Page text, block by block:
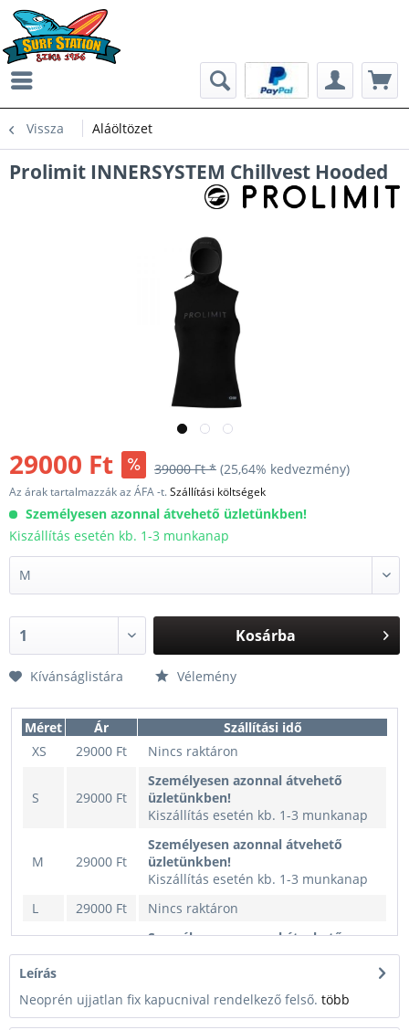
Vissza Aláöltözet
Prolimit INNERSYSTEM Chillvest Hooded
29000 Ft 39000 Ft * (25,64% kedvezmény)
Az árak tartalmazzák az ÁFA -t.Szállítási költségek
Személyesen azonnal átvehető üzletünkben!
Kiszállítás esetén kb. 1-3 munkanap
Kosárba
Kívánságlistára Vélemény
Méret Ár
Szállítási idő
XS
29000 Ft Nincs raktáron
S 29000 Ft
Személyesen azonnal átvehető
üzletünkben!
Kiszállítás esetén kb. 1-3 munkanap
M 29000 Ft
Személyesen azonnal átvehető
üzletünkben!
Kiszállítás esetén kb. 1-3 munkanap
L
29000 Ft Nincs raktáron
XL 29000 Ft
Személyesen azonnal átvehető
üzletünkben!
XXL 29000 Ft
Személyesen azonnal átvehető
üzletünkben!
Leírás
Neoprén ujjatlan fix kapucnival rendelkező felső. több